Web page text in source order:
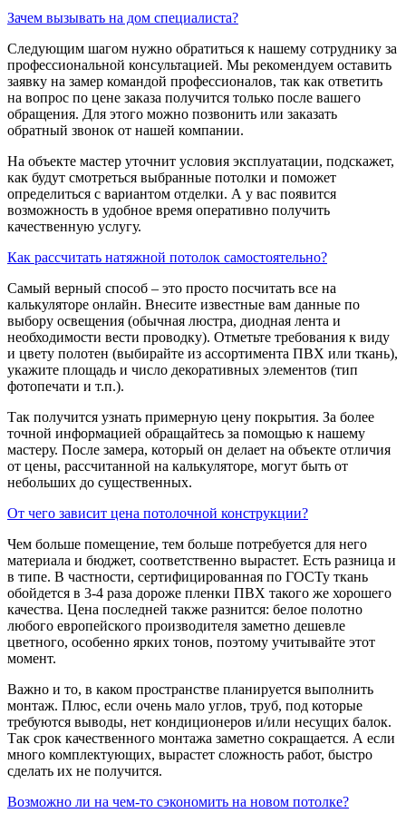
Зачем вызывать на дом специалиста?
Следующим шагом нужно обратиться к нашему сотруднику за
профессиональной консультацией. Мы рекомендуем оставить
заявку на замер командой профессионалов, так как ответить
на вопрос по цене заказа получится только после вашего
обращения. Для этого можно позвонить или заказать
обратный звонок от нашей компании.
На объекте мастер уточнит условия эксплуатации, подскажет,
как будут смотреться выбранные потолки и поможет
определиться с вариантом отделки. А у вас появится
возможность в удобное время оперативно получить
качественную услугу.
Как рассчитать натяжной потолок самостоятельно?
Самый верный способ – это просто посчитать все на
калькуляторе онлайн. Внесите известные вам данные по
выбору освещения (обычная люстра, диодная лента и
необходимости вести проводку). Отметьте требования к виду
и цвету полотен (выбирайте из ассортимента ПВХ или ткань),
укажите площадь и число декоративных элементов (тип
фотопечати и т.п.).
Так получится узнать примерную цену покрытия. За более
точной информацией обращайтесь за помощью к нашему
мастеру. После замера, который он делает на объекте отличия
от цены, рассчитанной на калькуляторе, могут быть от
небольших до существенных.
От чего зависит цена потолочной конструкции?
Чем больше помещение, тем больше потребуется для него
материала и бюджет, соответственно вырастет. Есть разница и
в типе. В частности, сертифицированная по ГОСТу ткань
обойдется в 3-4 раза дороже пленки ПВХ такого же хорошего
качества. Цена последней также разнится: белое полотно
любого европейского производителя заметно дешевле
цветного, особенно ярких тонов, поэтому учитывайте этот
момент.
Важно и то, в каком пространстве планируется выполнить
монтаж. Плюс, если очень мало углов, труб, под которые
требуются выводы, нет кондиционеров и/или несущих балок.
Так срок качественного монтажа заметно сокращается. А если
много комплектующих, вырастет сложность работ, быстро
сделать их не получится.
Возможно ли на чем-то сэкономить на новом потолке?